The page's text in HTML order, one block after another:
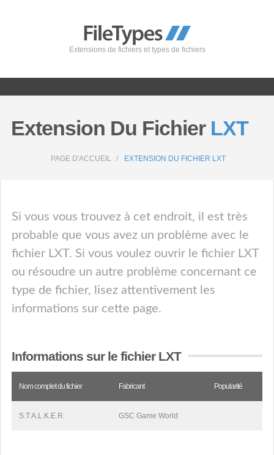
Extensions de fichiers et types de fichiers
Extension Du Fichier LXT
PAGE D'ACCUEIL EXTENSION DU FICHIER LXT
Si vous vous trouvez à cet endroit, il est très
probable que vous avez un problème avec le
fichier LXT. Si vous voulez ouvrir le fichier LXT
ou résoudre un autre problème concernant ce
type de fichier, lisez attentivement les
informations sur cette page.
Informations sur le fichier LXT
Nom complet du fichier Fabricant Popularité
S.T.A.L.K.E.R. GSC Game World